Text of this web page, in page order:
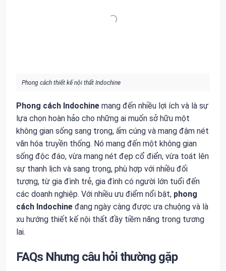
Phong cách thiết kế nội thất Indochine
Phong cách Indochine mang đến nhiều lợi ích và là sự
lựa chọn hoàn hảo cho những ai muốn sở hữu một
không gian sống sang trọng, ấm cúng và mang đậm nét
văn hóa truyền thống. Nó mang đến một không gian
sống độc đáo, vừa mang nét đẹp cổ điển, vừa toát lên
sự thanh lịch và sang trọng, phù hợp với nhiều đối
tượng, từ gia đình trẻ, gia đình có người lớn tuổi đến
các doanh nghiệp. Với nhiều ưu điểm nổi bật, phong
cách Indochine đang ngày càng được ưa chuộng và là
xu hướng thiết kế nội thất đầy tiềm năng trong tương
lai.
FAQs Nhưng câu hỏi thường gặp